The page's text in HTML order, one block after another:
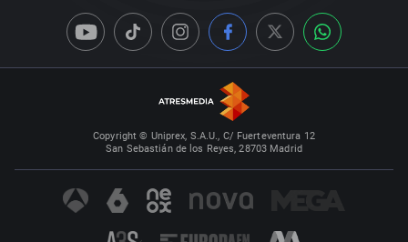
Copyright © Uniprex, S.A.U., C/ Fuerteventura 12
San Sebastián de los Reyes, 28703 Madrid